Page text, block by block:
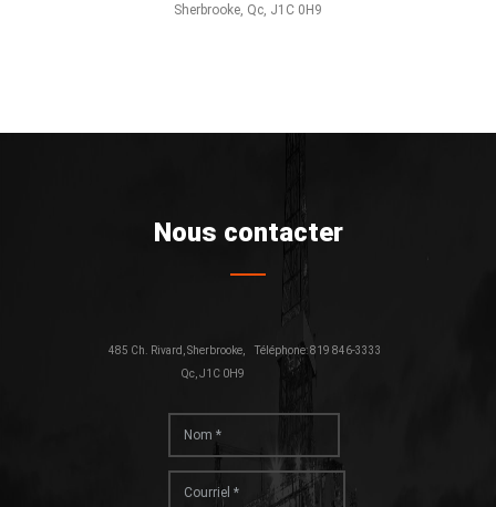
Sherbrooke, Qc, J1C 0H9
Nous contacter
Téléphone: 819 846-3333
485 Ch. Rivard, Sherbrooke,
Qc, J1C 0H9